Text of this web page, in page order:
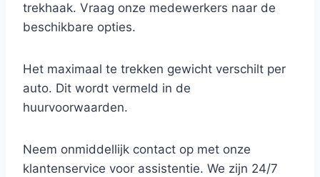
trekhaak. Vraag onze medewerkers naar de
beschikbare opties.
Het maximaal te trekken gewicht verschilt per
auto. Dit wordt vermeld in de
huurvoorwaarden.
Neem onmiddellijk contact op met onze
klantenservice voor assistentie. We zijn 24/7